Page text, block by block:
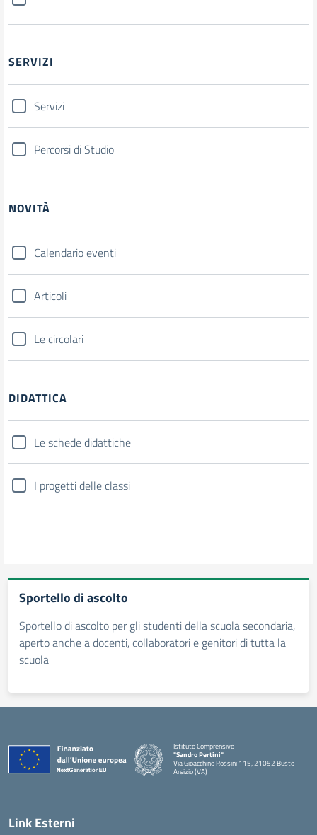
SERVIZI
Servizi
Percorsi di Studio
NOVITÀ
Calendario eventi
Articoli
Le circolari
DIDATTICA
Le schede didattiche
I progetti delle classi
Sportello di ascolto
Sportello di ascolto per gli studenti della scuola secondaria,
aperto anche a docenti, collaboratori e genitori di tutta la
scuola
Istituto Comprensivo
"Sandro Pertini"
Via Gioacchino Rossini 115, 21052 Busto
Arsizio (VA)
Link Esterni